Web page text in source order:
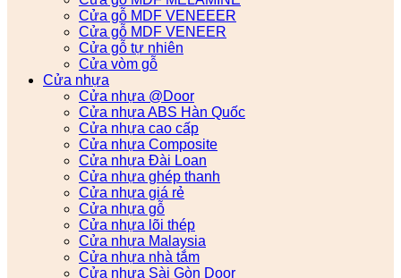
Cửa gỗ MDF VENEEER
Cửa gỗ MDF VENEER
Cửa gỗ tự nhiên
Cửa vòm gỗ
Cửa nhựa
Cửa nhựa @Door
Cửa nhựa ABS Hàn Quốc
Cửa nhựa cao cấp
Cửa nhựa Composite
Cửa nhựa Đài Loan
Cửa nhựa ghép thanh
Cửa nhựa giá rẻ
Cửa nhựa gỗ
Cửa nhựa lõi thép
Cửa nhựa Malaysia
Cửa nhựa nhà tắm
Cửa nhựa Sài Gòn Door